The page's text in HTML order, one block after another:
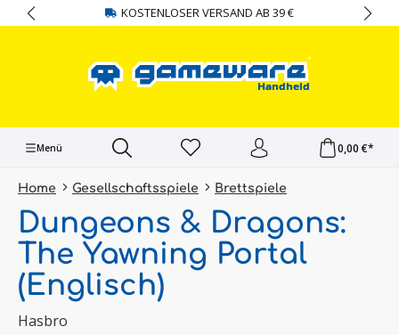
springen KOSTENLOSER VERSAND AB 39 €
Menü 0,00 €*
Home Gesellschaftsspiele Brettspiele
Dungeons & Dragons:
The Yawning Portal
(Englisch)
Hasbro